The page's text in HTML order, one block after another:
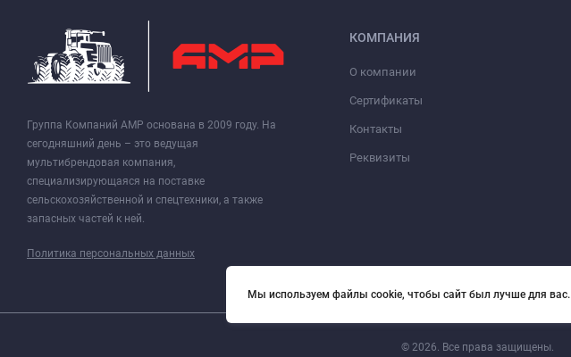
Группа Компаний АМР основана в 2009 году. На
сегодняшний день – это ведущая
мультибрендовая компания,
специализирующаяся на поставке
сельскохозяйственной и спецтехники, а также
запасных частей к ней.
Политика персональных данных
КОМПАНИЯ
О компании
Сертификаты
Контакты
Реквизиты
© 2026. Все права защищены.
Мы используем файлы cookie, чтобы сайт был лучше для вас.